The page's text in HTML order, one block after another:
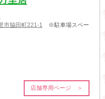
市脇田町221-1 ※駐車場スペー
店舗専用ページ ＞